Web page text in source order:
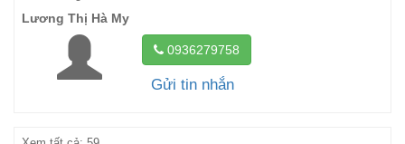
Lương Thị Hà My
0936279758
Gửi tin nhắn